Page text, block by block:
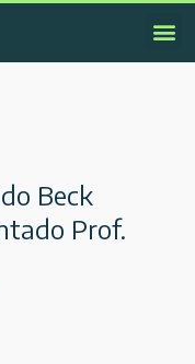
Beck
Prof.